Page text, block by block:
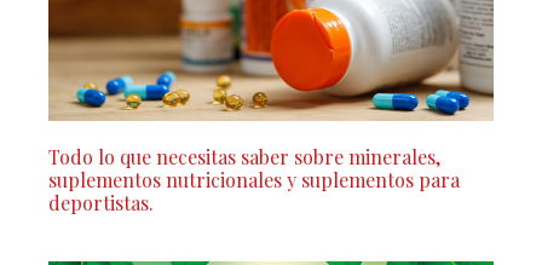
Todo lo que necesitas saber sobre minerales,
suplementos nutricionales y suplementos para
deportistas.